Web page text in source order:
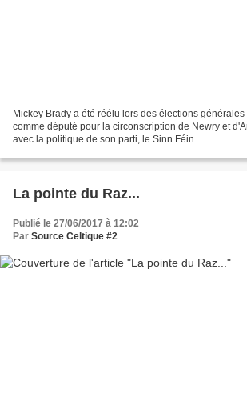
Mickey Brady a été réélu lors des élections
comme député pour la circonscription de Newry et
avec la politique de son parti, le Sinn Féin ...
La pointe du Raz...
Publié le 27/06/2017 à 12:02
Par Source Celtique #2